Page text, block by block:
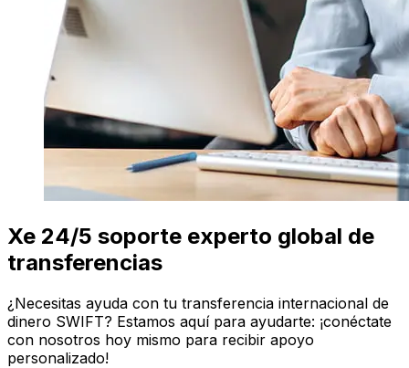
Xe 24/5 soporte experto global de
transferencias
¿Necesitas ayuda con tu transferencia internacional de
dinero SWIFT? Estamos aquí para ayudarte: ¡conéctate
con nosotros hoy mismo para recibir apoyo
personalizado!